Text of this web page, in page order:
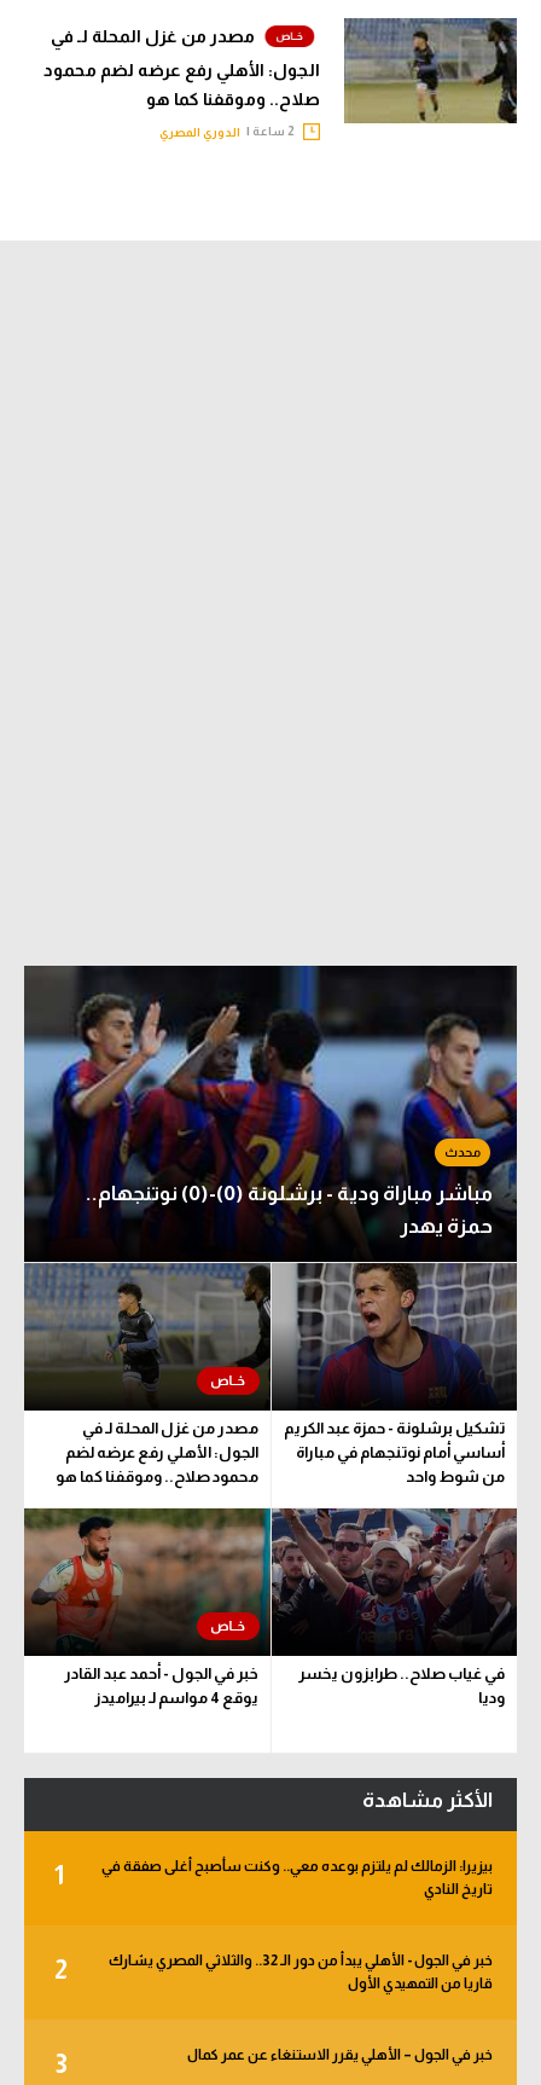
مصدر من غزل المحلة لـ في
الجول: الأهلي رفع عرضه لضم محمود
صلاح.. وموقفنا كما هو
الدوري المصري
مباشر مباراة ودية - برشلونة (0)-(0) نوتنجهام..
حمزة يهدر
تشكيل برشلونة - حمزة عبد الكريم
أساسي أمام نوتنجهام في مباراة
من شوط واحد
مصدر من غزل المحلة لـ في
الجول: الأهلي رفع عرضه لضم
محمود صلاح.. وموقفنا كما هو
في غياب صلاح.. طرابزون يخسر
وديا
خبر في الجول - أحمد عبد القادر
يوقع 4 مواسم لـ بيراميدز
الأكثر مشاهدة
1
بيزيرا: الزمالك لم يلتزم بوعده معي.. وكنت سأصبح أغلى صفقة في
تاريخ النادي
2
خبر في الجول - الأهلي يبدأ من دور الـ 32.. والثلاثي المصري يشارك
قاريا من التمهيدي الأول
3 خبر في الجول – الأهلي يقرر الاستنغاء عن عمر كمال